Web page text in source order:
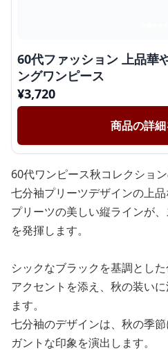
60代ファッション 上品華
ングワンピース
¥3,720
商品の詳
60代ワンピース秋コレクショ
七分袖プリーツデザインの上品
プリーツの美しい縦ラインが
を発揮します。
シックなブラックを基調とし
アクセントを添え、秋の装い
ます。
七分袖のデザインは、秋の季
ガントな印象を演出します。